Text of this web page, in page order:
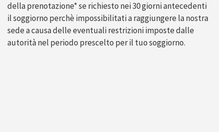
della prenotazione* se richiesto nei 30 giorni antecedenti
il soggiorno perchè impossibilitati a raggiungere la nostra
sede a causa delle eventuali restrizioni imposte dalle
autorità nel periodo prescelto per il tuo soggiorno.